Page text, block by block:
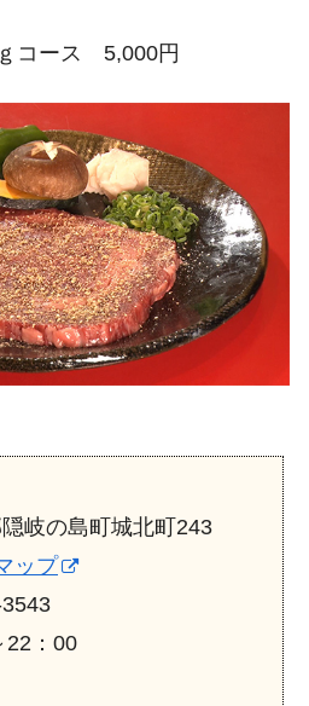
コース 5,000円
岐の島町城北町243
ップ
22：00